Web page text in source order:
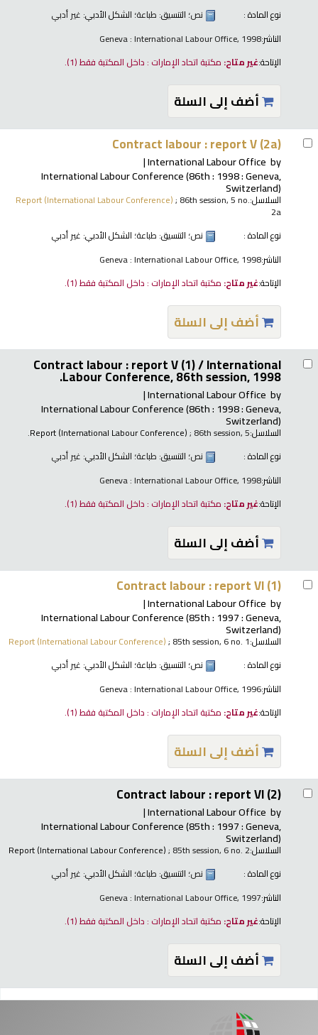
نوع المادة :
نص؛ التنسيق: طباعة؛ الشكل الأدبي: غير أدبي
الناشر:Geneva : International Labour Office, 1998
الإتاحة:غير متاح: مكتبة اتحاد الإمارات : داخل المكتبة فقط(1).
أضف إلى السلة
Contract labour : report V (2a)
by
International Labour Office
International Labour Conference(86th : 1998 : Geneva,
Switzerland)
السلاسل: Report (International Labour Conference); 86th session, 5 no.
2a
نوع المادة :
نص؛ التنسيق: طباعة؛ الشكل الأدبي: غير أدبي
الناشر:Geneva : International Labour Office, 1998
الإتاحة:غير متاح: مكتبة اتحاد الإمارات : داخل المكتبة فقط(1).
أضف إلى السلة
Contract labour : report V (1) /International
Labour Conference, 86th session, 1998.
by
International Labour Office
International Labour Conference(86th : 1998 : Geneva,
Switzerland)
السلاسل: Report (International Labour Conference); 86th session, 5.
نوع المادة :
نص؛ التنسيق: طباعة؛ الشكل الأدبي: غير أدبي
الناشر:Geneva : International Labour Office, 1998
الإتاحة:غير متاح: مكتبة اتحاد الإمارات : داخل المكتبة فقط(1).
أضف إلى السلة
Contract labour : report VI (1)
by
International Labour Office
International Labour Conference(85th : 1997 : Geneva,
Switzerland)
السلاسل: Report (International Labour Conference); 85th session, 6 no. 1
نوع المادة :
نص؛ التنسيق: طباعة؛ الشكل الأدبي: غير أدبي
الناشر:Geneva : International Labour Office, 1996
الإتاحة:غير متاح: مكتبة اتحاد الإمارات : داخل المكتبة فقط(1).
أضف إلى السلة
Contract labour : report VI (2)
by
International Labour Office
International Labour Conference(85th : 1997 : Geneva,
Switzerland)
السلاسل: Report (International Labour Conference); 85th session, 6 no. 2
نوع المادة :
نص؛ التنسيق: طباعة؛ الشكل الأدبي: غير أدبي
الناشر:Geneva : International Labour Office, 1997
الإتاحة:غير متاح: مكتبة اتحاد الإمارات : داخل المكتبة فقط(1).
أضف إلى السلة